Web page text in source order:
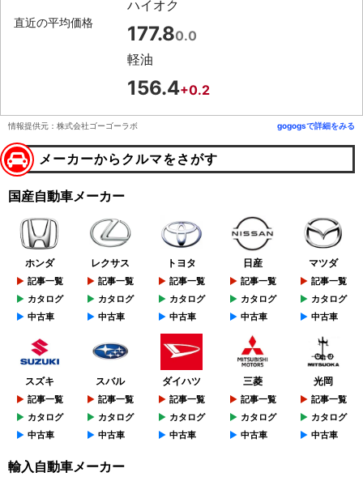
直近の平均価格
ハイオク
177.80.0
軽油
156.4+0.2
情報提供元：株式会社ゴーゴーラボ gogogsで詳細をみる
メーカーからクルマをさがす
国産自動車メーカー
ホンダ
記事一覧
カタログ
中古車
レクサス
記事一覧
カタログ
中古車
トヨタ
記事一覧
カタログ
中古車
日産
記事一覧
カタログ
中古車
マツダ
記事一覧
カタログ
中古車
スズキ
記事一覧
カタログ
中古車
スバル
記事一覧
カタログ
中古車
ダイハツ
記事一覧
カタログ
中古車
三菱
記事一覧
カタログ
中古車
光岡
記事一覧
カタログ
中古車
輸入自動車メーカー